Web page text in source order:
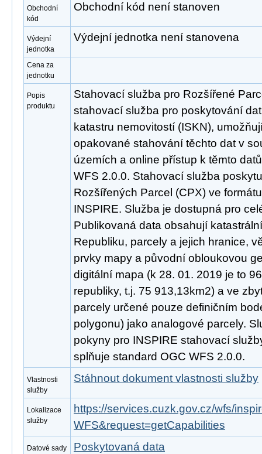
Obchodní
kód
Obchodní kód není stanoven
Výdejní
jednotka
Výdejní jednotka není stanovena
Cena za
jednotku
Popis
produktu
Stahovací služba pro Rozšířené
stahovací služba pro poskytování
katastru nemovitostí (ISKN),
opakované stahování těchto dat v
územích a online přístup k těmto
WFS 2.0.0. Stahovací služba
Rozšířených Parcel (CPX) ve
INSPIRE. Služba je dostupná pro
Publikovaná data obsahují
Republiku, parcely a jejich hranice,
prvky mapy a původní obloukovou
digitální mapa (k 28. 01. 2019 je to
republiky, t.j. 75 913,13km2) a ve
parcely určené pouze definičním
polygonu) jako analogové parcely.
pokyny pro INSPIRE stahovací
splňuje standard OGC WFS 2.0.0.
Vlastnosti
služby
Stáhnout dokument vlastnosti služby
Lokalizace
služby
https://services.cuzk.gov.cz/wfs/
WFS&request=getCapabilities
Datové sady
Poskytovaná data